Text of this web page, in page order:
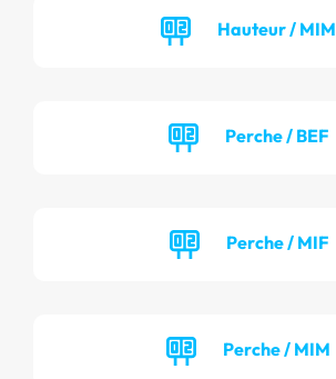
Hauteur / MIM
Perche / BEF
Perche / MIF
Perche / MIM